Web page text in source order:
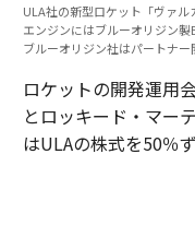
ULA社の新型ロケット「ヴァ
エンジンにはブルーオリジン
ブルーオリジン社はパートナー
ロケットの開発運用
とロッキード・マー
はULAの株式を50％